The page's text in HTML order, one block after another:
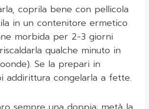
coprila bene con pellicola
in un contenitore ermetico
morbida per 2-3 giorni
qualche minuto in
Se la prepari in
addirittura congelarla a fette.